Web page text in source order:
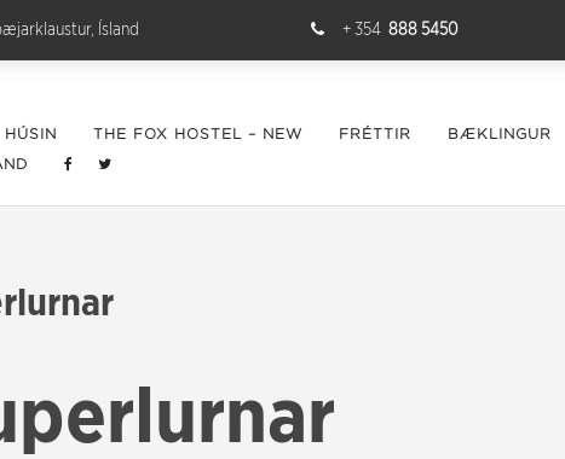
Ísland + 354 888 5450
HÚSIN THE FOX HOSTEL – NEW FRÉTTIR BÆKLINGUR